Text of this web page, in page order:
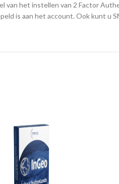
van het instellen van 2 Factor
is aan het account. Ook kunt u